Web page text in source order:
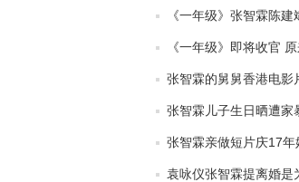
《一年级》张智霖陈
《一年级》即将收官
张智霖的舅舅香港电影
张智霖儿子生日晒遭家
张智霖亲做短片庆17
袁咏仪张智霖提离婚是